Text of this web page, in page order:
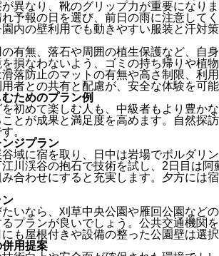
異なり、靴のグリップ力が重要になり
予報の日を選び、前日の雨に注意して
内の壁利用でも動きやすい服装と汗対
有無、落石や周囲の植生保護など、自
損なわないよう、ゴミの持ち帰りや植
落防止のマットの有無や高さ制限、利
者との共有と配慮が、安全な体験を可
ためのプラン例
初めて楽しむ人も、中級者もより豊か
とが成果と満足度を高めます。自然探
。
ジプラン
域に宿を取り、日中は岩場でボルダリ
川渓谷の抱石で技術を試し、2日目は
合わせにすると充実します。夕方には
ン
いなら、刈草中央公園や雁回公園など
プランが良いでしょう。公共交通機関
も屋根付きや設備の整った公園壁は選
用提案